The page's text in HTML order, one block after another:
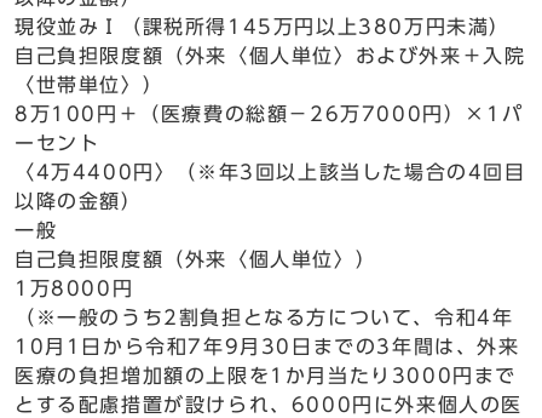
現役並みⅠ（課税所得145万円以上380万円未満）
自己負担限度額（外来〈個人単位〉および外来＋入院
〈世帯単位〉）
8万100円＋（医療費の総額−26万7000円）×1パ
ーセント
〈4万4400円〉（※年3回以上該当した場合の4回目
以降の金額）
一般
自己負担限度額（外来〈個人単位〉）
1万8000円
（※一般のうち2割負担となる方について、令和4年
10月1日から令和7年9月30日までの3年間は、外来
医療の負担増加額の上限を1か月当たり3000円まで
とする配慮措置が設けられ、6000円に外来個人の医